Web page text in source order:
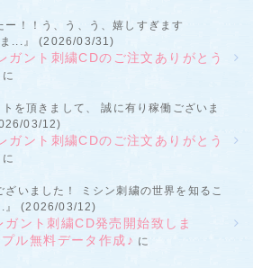
ー！！う、う、う、嬉しすぎます
...』 (2026/03/31)
ント刺繍CDのご注文ありがとう
に
を頂きまして、 誠に有り稼働ございま
03/12)
ント刺繍CDのご注文ありがとう
に
いました！ ミシン刺繍の世界を知るこ
』 (2026/03/12)
ント刺繍CD発売開始致しま
ル無料データ作成♪ に